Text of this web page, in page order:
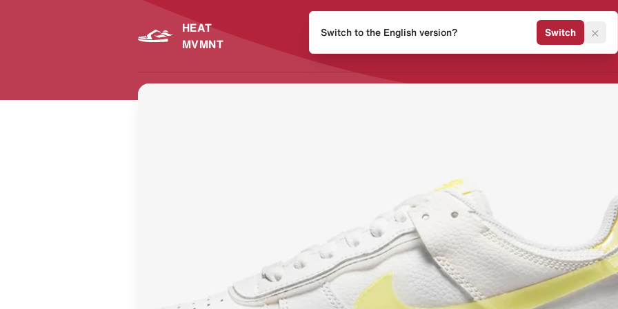
HEAT
MVMNT
Release Kalender Sneaker
Switch to the English version? Switch ×